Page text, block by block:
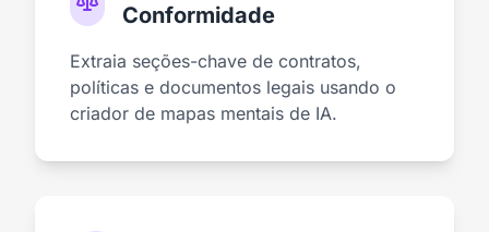
Conformidade
Extraia seções-chave de contratos,
políticas e documentos legais usando o
criador de mapas mentais de IA.